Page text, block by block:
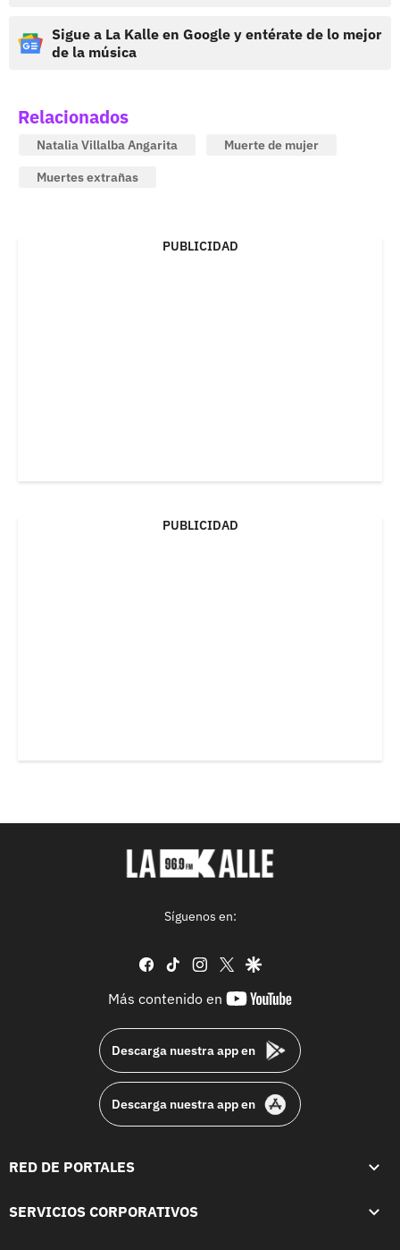
Sigue a La Kalle en Google y entérate de lo mejor
de la música
Relacionados
Natalia Villalba Angarita
Muerte de mujer
Muertes extrañas
PUBLICIDAD
PUBLICIDAD
Síguenos en:
facebook
tiktok instagram
twittergoogle
Más contenido en
youtube-
Descarga nuestra app en
Descarga nuestra app en
RED DE PORTALES
SERVICIOS CORPORATIVOS